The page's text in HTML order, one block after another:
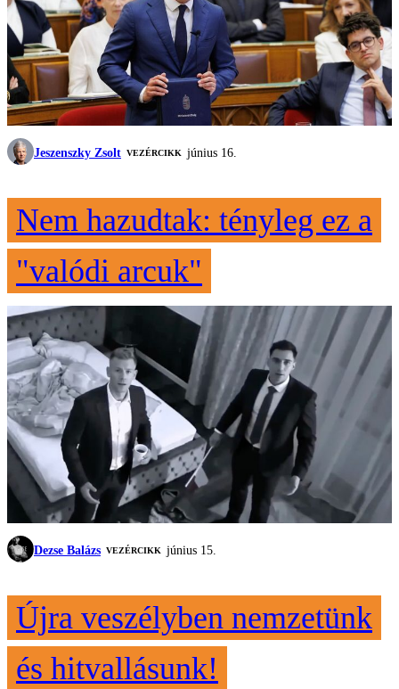
Jeszenszky Zsolt VEZÉRCIKK június 16.
Nem hazudtak: tényleg ez a
"valódi arcuk"
Dezse Balázs VEZÉRCIKK június 15.
Újra veszélyben nemzetünk
és hitvallásunk!